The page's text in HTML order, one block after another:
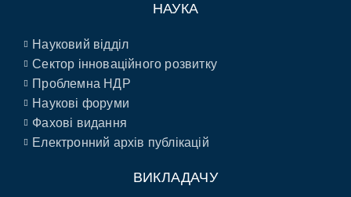
НАУКА
Науковий відділ
Сектор інноваційного розвитку
Проблемна НДР
Наукові форуми
Фахові видання
Електронний архів публікацій
ВИКЛАДАЧУ